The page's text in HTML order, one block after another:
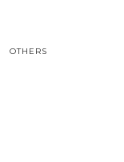
OTHERS